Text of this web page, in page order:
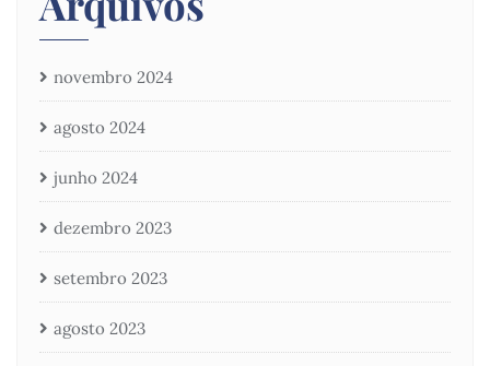
novembro 2024
agosto 2024
junho 2024
dezembro 2023
setembro 2023
agosto 2023